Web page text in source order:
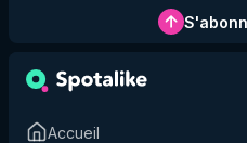
Accueil